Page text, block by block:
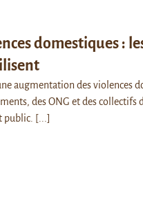
domestiques :
augmentation des violences
des ONG et des collectifs
public. [...]